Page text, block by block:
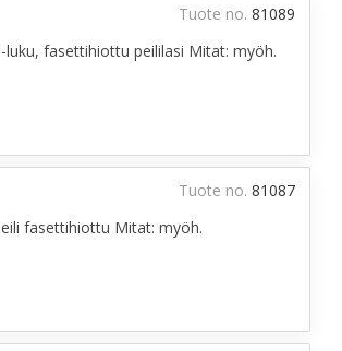
luku, fasettihiottu peililasi Mitat: myöh.
Tuote no.81089
fasettihiottu Mitat: myöh.
Tuote no.81087